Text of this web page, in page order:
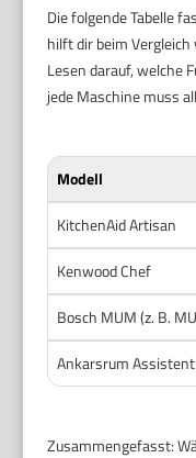
Die folgende Tabelle
hilft dir beim
Lesen darauf, welche
jede Maschine muss
Modell
KitchenAid Artisan
Kenwood Chef
Bosch MUM (z. B.
Ankarsrum Assistent
Zusammengefasst: